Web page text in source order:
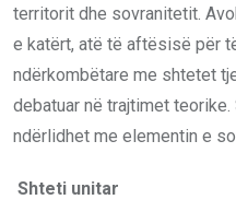
territorit dhe sovranitetit.
e katërt, atë të aftësisë për
ndërkombëtare me shtetet
debatuar në trajtimet
ndërlidhet me elementin e
Shteti unitar